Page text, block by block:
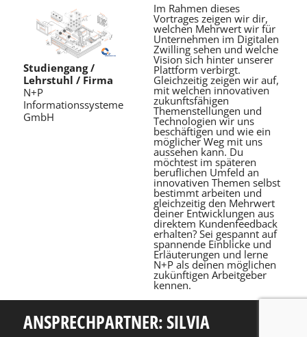
Studiengang /
Lehrstuhl / Firma
N+P
Informationssysteme
GmbH
Im Rahmen dieses
Vortrages zeigen wir dir,
welchen Mehrwert wir für
Unternehmen im Digitalen
Zwilling sehen und welche
Vision sich hinter unserer
Plattform verbirgt.
Gleichzeitig zeigen wir auf,
mit welchen innovativen
zukunftsfähigen
Themenstellungen und
Technologien wir uns
beschäftigen und wie ein
möglicher Weg mit uns
aussehen kann. Du
möchtest im späteren
beruflichen Umfeld an
innovativen Themen selbst
bestimmt arbeiten und
gleichzeitig den Mehrwert
deiner Entwicklungen aus
direktem Kundenfeedback
erhalten? Sei gespannt auf
spannende Einblicke und
Erläuterungen und lerne
N+P als deinen möglichen
zukünftigen Arbeitgeber
kennen.
ANSPRECHPARTNER: SILVIA